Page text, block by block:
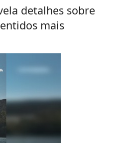
detalhes sobre
mais